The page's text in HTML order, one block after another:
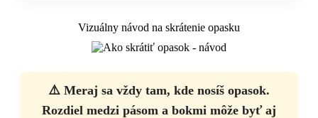
Vizuálny návod na skrátenie opasku
⚠️ Meraj sa vždy tam, kde nosíš opasok.
Rozdiel medzi pásom a bokmi môže byť aj